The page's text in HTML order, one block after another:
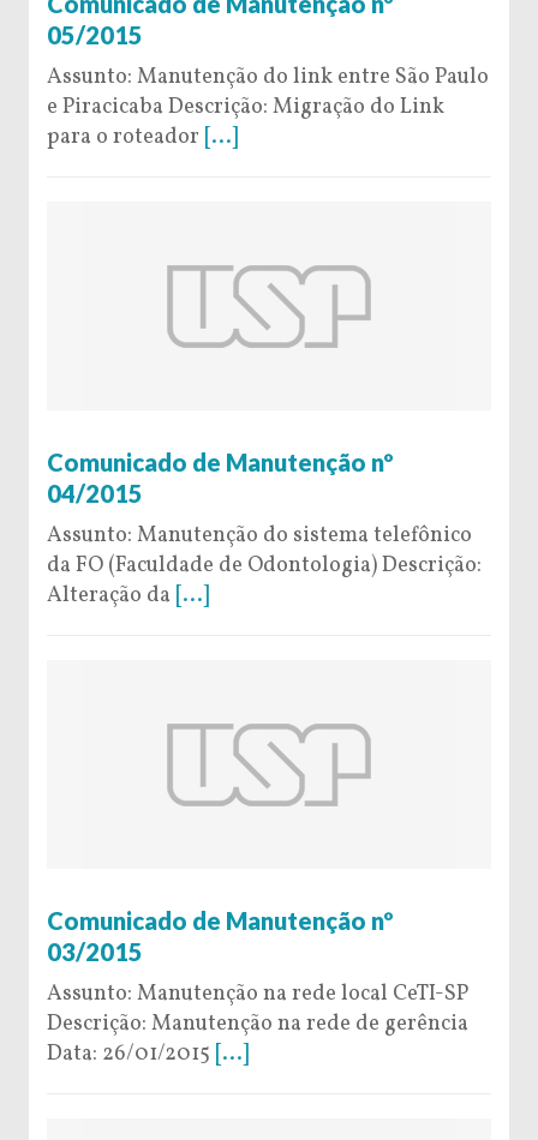
05/2015
Assunto: Manutenção do link entre São Paulo
e Piracicaba Descrição: Migração do Link
para o roteador [...]
Comunicado de Manutenção nº
04/2015
Assunto: Manutenção do sistema telefônico
da FO (Faculdade de Odontologia) Descrição:
Alteração da [...]
Comunicado de Manutenção nº
03/2015
Assunto: Manutenção na rede local CeTI-SP
Descrição: Manutenção na rede de gerência
Data: 26/01/2015 [...]